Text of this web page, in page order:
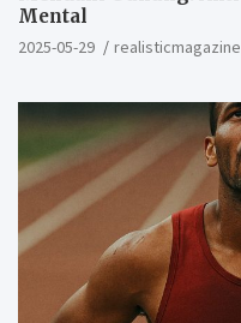
Mental
2025-05-29 realisticmagazine